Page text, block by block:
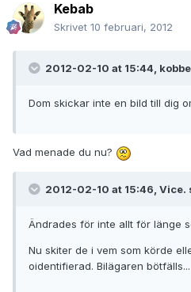
Kebab
Skrivet 10 februari, 2012
2012-02-10 at 15:44,
Dom skickar inte en bild till dig
Vad menade du nu?
2012-02-10 at 15:46, Vice.
Ändrades för inte allt för länge
Nu skiter de i vem som körde
oidentifierad. Bilägaren bötfälls...